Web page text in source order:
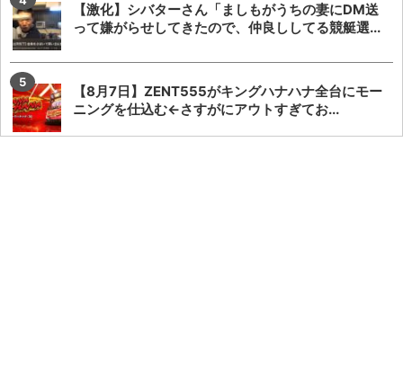
【激化】シバターさん「ましもがうちの妻にDM送
って嫌がらせしてきたので、仲良ししてる競艇選...
【8月7日】ZENT555がキングハナハナ全台にモー
ニングを仕込む←さすがにアウトすぎてお...